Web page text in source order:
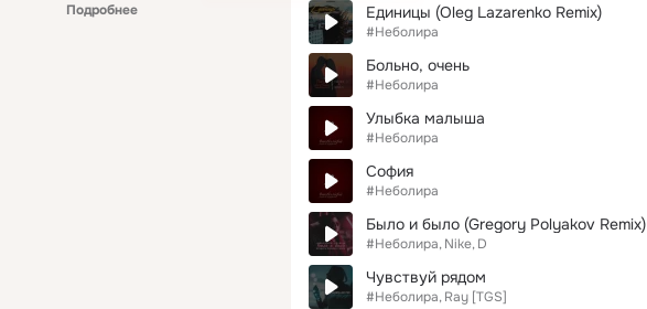
Подробнее
Единицы (Oleg Lazarenko Remix)
#Неболира
Больно, очень
#Неболира
Улыбка малыша
#Неболира
София
#Неболира
Было и было (Gregory Polyakov Remix)
#Неболира Nike D
Чувствуй рядом
#Неболира Ray [TGS]